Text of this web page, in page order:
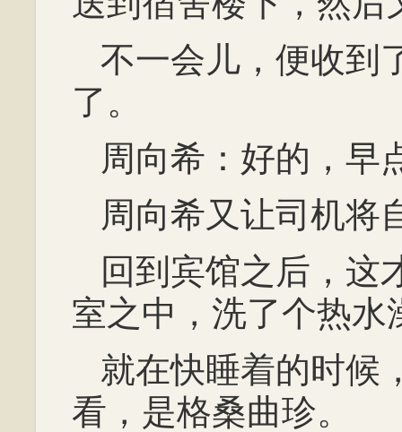
不一会儿，便收到
了。
周向希：好的，早
周向希又让司机将
回到宾馆之后，这
室之中，洗了个热水
就在快睡着的时候
看，是格桑曲珍。